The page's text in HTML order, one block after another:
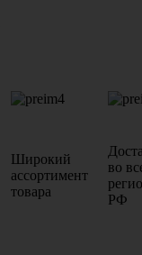
Широкий
ассортимент
товара
во
РФ